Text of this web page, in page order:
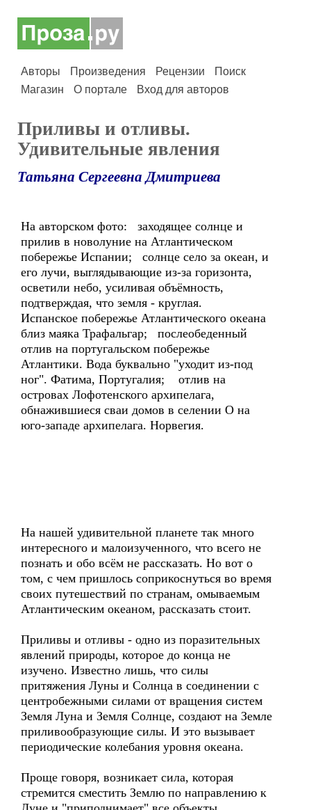
Авторы Произведения Рецензии
Поиск
Магазин
О портале Вход для авторов
Приливы и отливы.
Удивительные явления
Татьяна Сергеевна Дмитриева
На авторском фото: заходящее солнце и
прилив в новолуние на Атлантическом
побережье Испании; солнце село за океан, и
его лучи, выглядывающие из-за горизонта,
осветили небо, усиливая объёмность,
подтверждая, что земля - круглая.
Испанское побережье Атлантического океана
близ маяка Трафальгар; послеобеденный
отлив на португальском побережье
Атлантики. Вода буквально "уходит из-под
ног". Фатима, Португалия; отлив на
островах Лофотенского архипелага,
обнажившиеся сваи домов в селении О на
юго-западе архипелага. Норвегия.
На нашей удивительной планете так много
интересного и малоизученного, что всего не
познать и обо всём не рассказать. Но вот о
том, с чем пришлось соприкоснуться во время
своих путешествий по странам, омываемым
Атлантическим океаном, рассказать стоит.
Приливы и отливы - одно из поразительных
явлений природы, которое до конца не
изучено. Известно лишь, что силы
притяжения Луны и Солнца в соединении с
центробежными силами от вращения систем
Земля Луна и Земля Солнце, создают на Земле
приливообразующие силы. И это вызывает
периодические колебания уровня океана.
Проще говоря, возникает сила, которая
стремится сместить Землю по направлению к